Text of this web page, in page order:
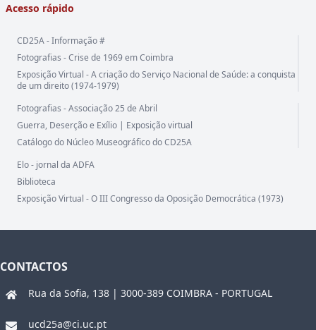
Acesso rápido
CD25A - Informação #
Fotografias - Crise de 1969 em Coimbra
Exposição Virtual - A criação do Serviço Nacional de Saúde: a conquista
de um direito (1974-1979)
Fotografias - Associação 25 de Abril
Guerra, Deserção e Exílio | Exposição virtual
Catálogo do Núcleo Museográfico do CD25A
Elo - jornal da ADFA
Biblioteca
Exposição Virtual - O III Congresso da Oposição Democrática (1973)
CONTACTOS
Rua da Sofia, 138 | 3000-389 COIMBRA - PORTUGAL
ucd25a@ci.uc.pt